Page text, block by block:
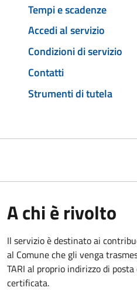
Tempi e scadenze
Accedi al servizio
Condizioni di servizio
Contatti
Strumenti di tutela
A chi è rivolto
Il servizio è destinato ai
al Comune che gli venga
TARI al proprio indirizzo di
certificata.